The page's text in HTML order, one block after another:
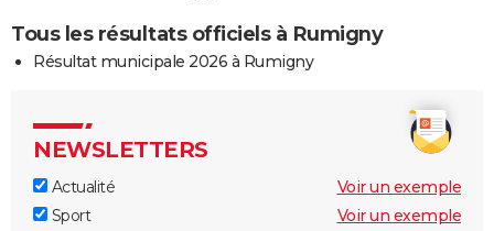
Tous les résultats officiels à Rumigny
Résultat municipale 2026 à Rumigny
NEWSLETTERS
Actualité
Voir un exemple
Sport
Voir un exemple